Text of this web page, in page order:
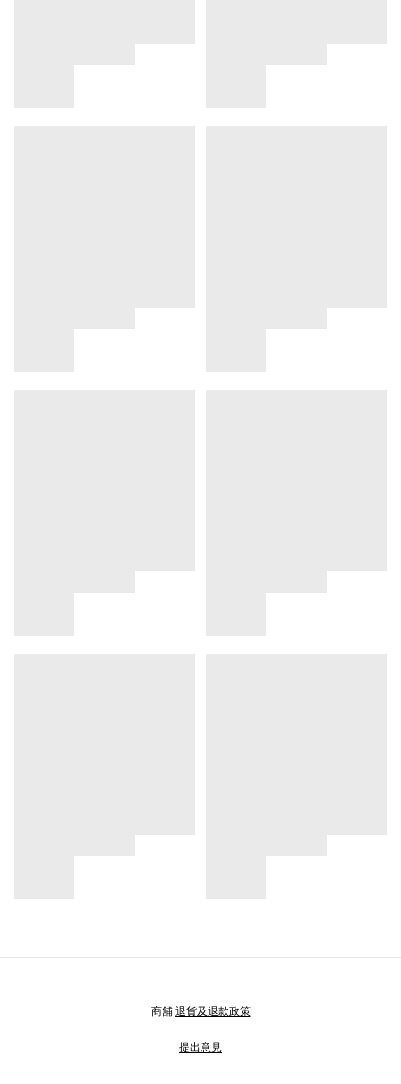
商舖 退貨及退款政策
提出意見